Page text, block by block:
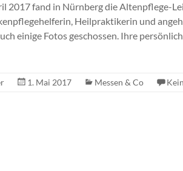
2017 fand in Nürnberg die Altenpflege-
Heilpraktikerin und
einige Fotos geschossen. Ihre
1. Mai 2017 Messen & Co